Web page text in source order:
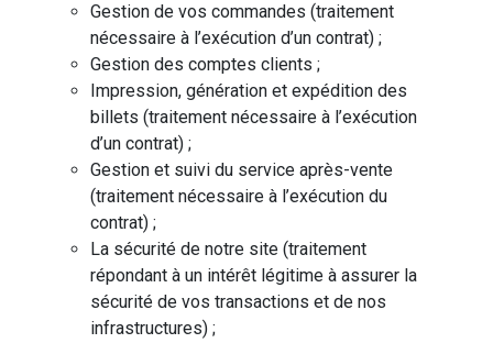
Gestion de vos commandes (traitement
nécessaire à l’exécution d’un contrat) ;
Gestion des comptes clients ;
Impression, génération et expédition des
billets (traitement nécessaire à l’exécution
d’un contrat) ;
Gestion et suivi du service après-vente
(traitement nécessaire à l’exécution du
contrat) ;
La sécurité de notre site (traitement
répondant à un intérêt légitime à assurer la
sécurité de vos transactions et de nos
infrastructures) ;